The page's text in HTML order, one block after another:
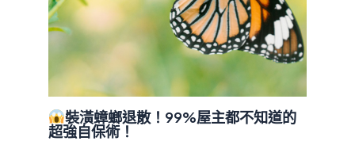
裝潢蟑螂退散！99%屋主都不知道的
超強自保術！